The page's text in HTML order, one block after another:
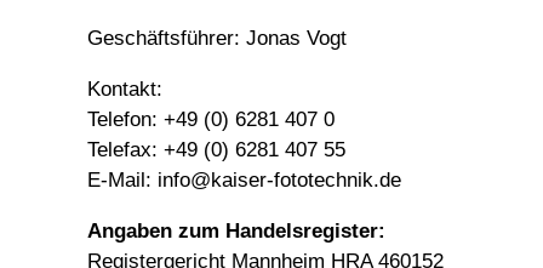
Geschäftsführer: Jonas Vogt
Kontakt:
Telefon: +49 (0) 6281 407 0
Telefax: +49 (0) 6281 407 55
E-Mail: info@kaiser-fototechnik.de
Angaben zum Handelsregister:
Registergericht Mannheim HRA 460152